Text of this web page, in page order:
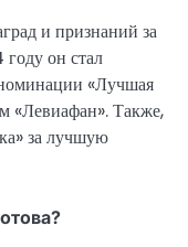
и признаний за
он стал
«Лучшая
«Левиафан». Также,
за лучшую